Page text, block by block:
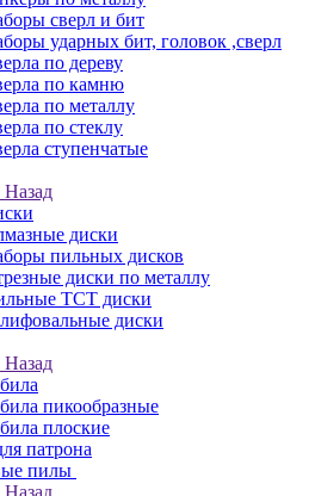
сверл и бит
ударных бит, головок ,сверл
по дереву
по камню
по металлу
по стеклу
ступенчатые
Назад
диски
пильных дисков
диски по металлу
TCT диски
диски
Назад
пикообразные
плоские
патрона
пилы
Назад